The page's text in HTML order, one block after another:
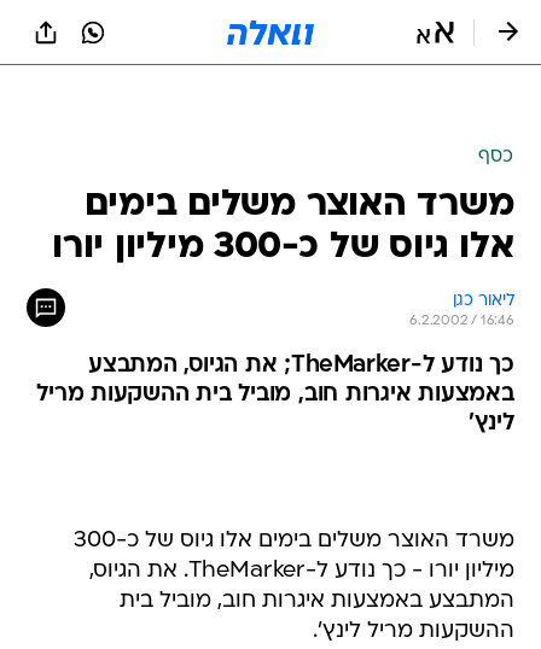
כסף
משרד האוצר משלים בימים
אלו גיוס של כ-300 מיליון יורו
ליאור כגן
6.2.2002 / 16:46
כך נודע ל-TheMarker; את הגיוס, המתבצע
באמצעות איגרות חוב, מוביל בית ההשקעות מריל
לינץ'
משרד האוצר משלים בימים אלו גיוס של כ-300
מיליון יורו - כך נודע ל-TheMarker. את הגיוס,
המתבצע באמצעות איגרות חוב, מוביל בית
ההשקעות מריל לינץ'.